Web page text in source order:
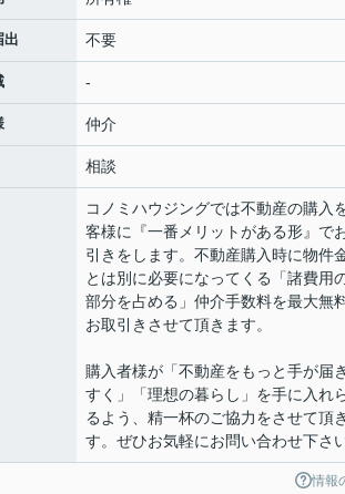
出 不要
-
仲介
相談
コノミハウジングでは不動産の購入
客様に『一番メリットがある形』で
引きをします。不動産購入時に物件
とは別に必要になってくる「諸費用
部分を占める」仲介手数料を最大無
お取引きさせて頂きます。
購入者様が「不動産をもっと手が届
すく」「理想の暮らし」を手に入れ
るよう、精一杯のご協力をさせて頂
す。ぜひお気軽にお問い合わせ下さ
情報